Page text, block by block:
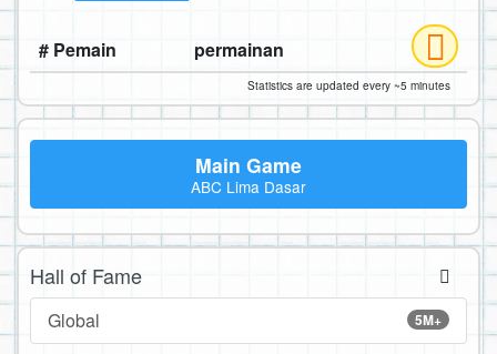
# Pemain permainan
Statistics are updated every ~5 minutes
Main Game
ABC Lima Dasar
Hall of Fame
5M+
Global